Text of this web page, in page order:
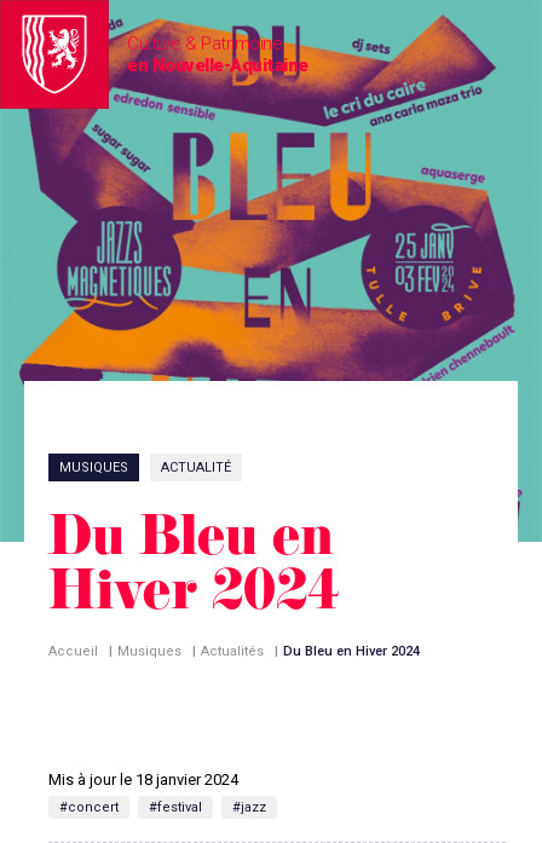
Culture & Patrimoine
en Nouvelle-Aquitaine
MUSIQUES ACTUALITÉ
Du Bleu en
Hiver 2024
Accueil | Musiques | Actualités | Du Bleu en Hiver 2024
Mis à jour le 18 janvier 2024
#concert #festival #jazz